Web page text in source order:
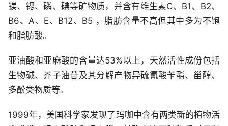
镁、锶、磷、碘等矿物质，并含有维生素C、B1、B2、
B6、A、E、B12、B5 ，脂肪含量不高但其中多为不饱
和脂肪酸。
亚油酸和亚麻酸的含量达53%以上，天然活性成份包括
生物碱、芥子油苷及其分解产物异硫氰酸苄酯、甾醇、
多酚类物质等。
1999年，美国科学家发现了玛咖中含有两类新的植物活